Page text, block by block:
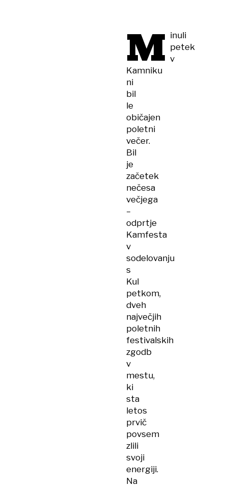
M inuli
petek
v
Kamniku
ni
bil
le
običajen
poletni
večer.
Bil
je
začetek
nečesa
večjega
–
odprtje
Kamfesta
v
sodelovanju
s
Kul
petkom,
dveh
največjih
poletnih
festivalskih
zgodb
v
mestu,
ki
sta
letos
prvič
povsem
zlili
svoji
energiji.
Na